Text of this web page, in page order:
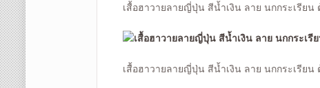
เสื้อฮาวายลายญี่ปุ่น สีน้ำเงิน ลาย นกกระเรียน
เสื้อฮาวายลายญี่ปุ่น สีน้ำเงิน ลาย นกกระเรียน